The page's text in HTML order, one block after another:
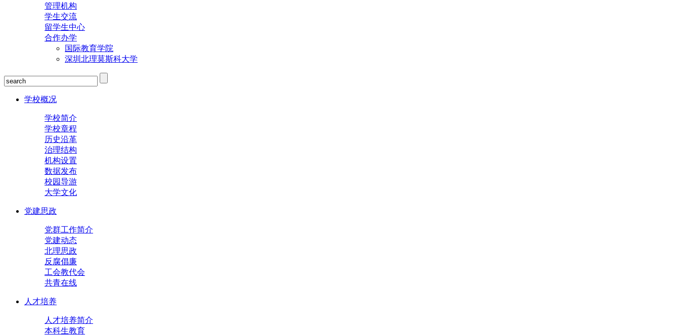
管理机构
学生交流
留学生中心
合作办学
国际教育学院
深圳北理莫斯科大学
学校概况
学校简介
学校章程
历史沿革
治理结构
机构设置
数据发布
校园导游
大学文化
党建思政
党群工作简介
党建动态
北理思政
反腐倡廉
工会教代会
共青在线
人才培养
人才培养简介
本科生教育